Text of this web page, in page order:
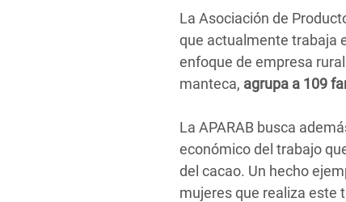
La Asociación de
que actualmente trabaja
enfoque de empresa
manteca, agrupa a 109
La APARAB busca
económico del trabajo
del cacao. Un hecho
mujeres que realiza este